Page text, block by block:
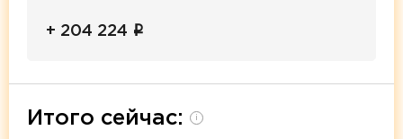
+ 204 224 i
Итого сейчас: i